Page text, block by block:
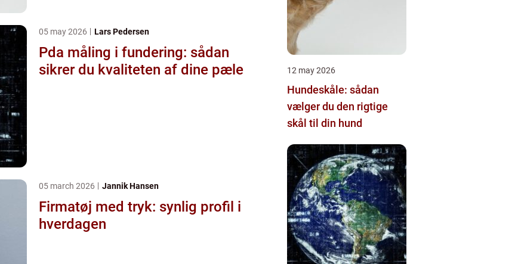
05 may 2026 Lars Pedersen
Pda måling i fundering: sådan
sikrer du kvaliteten af dine pæle
05 march 2026 Jannik Hansen
Firmatøj med tryk: synlig profil i
hverdagen
12 may 2026
Hundeskåle: sådan
vælger du den rigtige
skål til din hund